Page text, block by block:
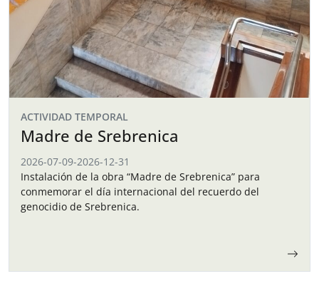
ACTIVIDAD TEMPORAL
Madre de Srebrenica
2026-07-09-2026-12-31
Instalación de la obra “Madre de Srebrenica” para
conmemorar el día internacional del recuerdo del
genocidio de Srebrenica.